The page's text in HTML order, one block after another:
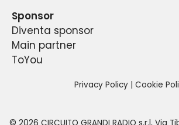
Sponsor
Diventa sponsor
Main partner
ToYou
Privacy Policy| Cookie